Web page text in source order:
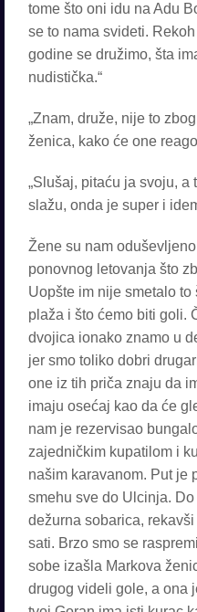
tome što oni idu na Adu
se to nama svideti.
godine se družimo, šta
nudistička.“
„Znam, druže, nije to
ženica, kako će one
„Slušaj, pitaću ja svoju, a
slažu, onda je super i
Žene su nam
ponovnog letovanja što
Uopšte im nije smetalo
plaža i što ćemo biti goli.
dvojica ionako znamo u
jer smo toliko dobri
one iz tih priča znaju da
imaju osećaj kao da će
nam je rezervisao
zajedničkim kupatilom i
našim karavanom. Put je
smehu sve do Ulcinja.
dežurna sobarica,
sati. Brzo smo se
sobe izašla Markova
drugog videli gole, a ona